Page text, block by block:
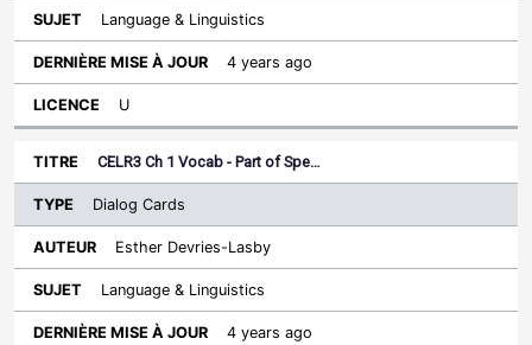
Language & Linguistics
4 years ago
U
CELR3 Ch 1 Vocab - Part of Spe…
Dialog Cards
Esther Devries-Lasby
Language & Linguistics
4 years ago